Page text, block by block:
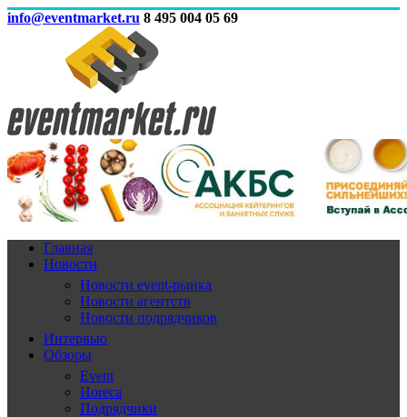
info@eventmarket.ru 8 495 004 05 69
Главная
Новости
Новости event-рынка
Новости агентств
Новости подрядчиков
Интервью
Обзоры
Event
Horeca
Подрядчики